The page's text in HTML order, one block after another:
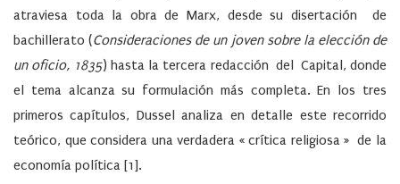
atraviesa toda la obra de Marx, desde su disertación de
bachillerato (Consideraciones de un joven sobre la elección de
un oficio, 1835) hasta la tercera redacción del Capital, donde
el tema alcanza su formulación más completa. En los tres
primeros capítulos, Dussel analiza en detalle este recorrido
teórico, que considera una verdadera « crítica religiosa » de la
economía política [1].